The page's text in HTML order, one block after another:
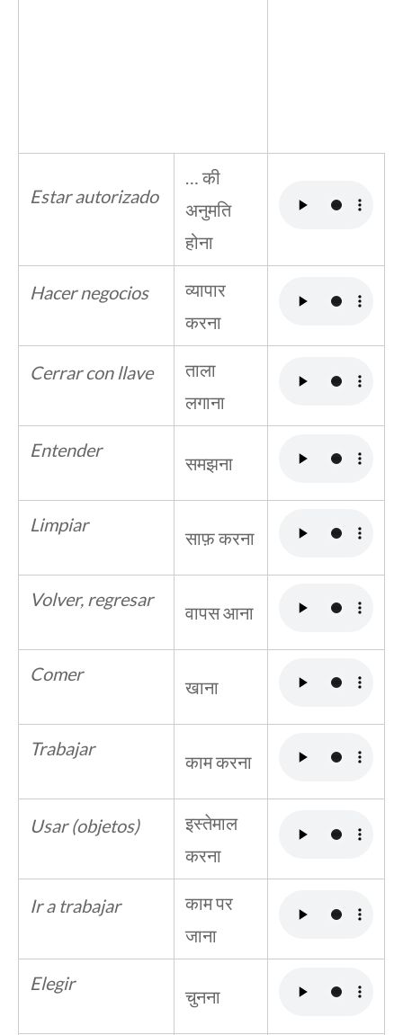
Estar autorizado
… की
अनुमति
होना
Hacer negocios
व्यापार
करना
Cerrar con llave
ताला
लगाना
Entender
समझना
Limpiar
साफ़ करना
Volver, regresar
वापस आना
Comer
खाना
Trabajar
काम करना
Usar (objetos)
इस्तेमाल
करना
Ir a trabajar
काम पर
जाना
Elegir
चुनना